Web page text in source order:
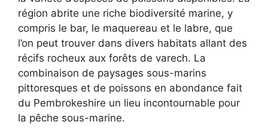
région abrite une riche biodiversité marine, y
compris le bar, le maquereau et le labre, que
l’on peut trouver dans divers habitats allant des
récifs rocheux aux forêts de varech. La
combinaison de paysages sous-marins
pittoresques et de poissons en abondance fait
du Pembrokeshire un lieu incontournable pour
la pêche sous-marine.